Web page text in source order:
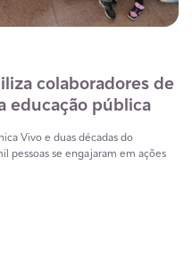
colaboradores de
educação pública
Vivo e duas décadas do
pessoas se engajaram em ações